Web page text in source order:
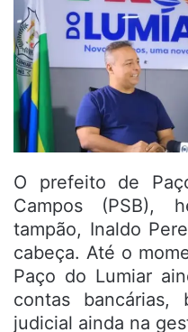
O prefeito de
Campos (PSB),
tampão, Inaldo
cabeça. Até o
Paço do Lumiar
contas bancárias,
judicial ainda na